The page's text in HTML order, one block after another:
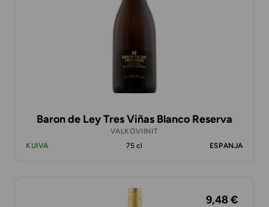
Baron de Ley Tres Viñas Blanco Reserva
VALKOVIINIT
KUIVA
75 cl ESPANJA
9,48 €